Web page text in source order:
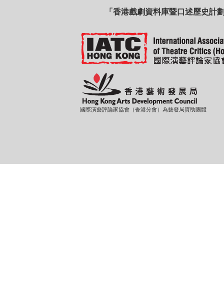
「香港戲劇資料庫暨口述歷史計
國際演藝評論家協會（香港分會）為藝發局資助團體